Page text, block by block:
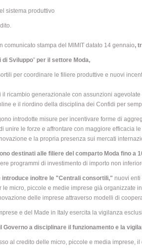
sistema produttivo
comunicato stampa del MIMIT datato 14 gennaio,
di Sviluppo” per il settore Moda,
per coordinare le filiere produttive e nuovi
il ricambio generazionale con assunzioni
e il riordino della disciplina dei Confidi per
introdotte misure per incentivare forme di
unire le forze e affrontare con maggiore efficacia
e la propria presenza sui mercati
destinati alle filiere del comparto Moda fino a
programmi di investimento di importo non
introduce inoltre le "Centrali consortili," nuovi
le micro, piccole e medie imprese già organizzate
delle imprese attraverso modelli di
e del Made in Italy esercita la vigilanza
Governo a disciplinare il funzionamento e la
al credito delle micro, piccole e media imprese,